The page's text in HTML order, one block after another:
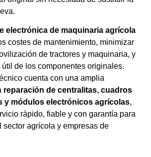
electrónica de maquinaria agrícola
costes de mantenimiento, minimizar
de tractores y maquinaria, y
de los componentes originales.
cuenta con una amplia
reparación de centralitas, cuadros
y módulos electrónicos agrícolas,
rápido, fiable y con garantía para
sector agrícola y empresas de